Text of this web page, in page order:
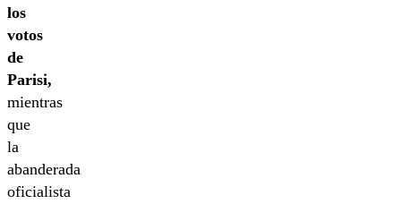
los
votos
de
Parisi,
mientras
que
la
abanderada
oficialista